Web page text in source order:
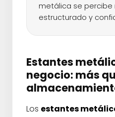
metálica se percibe
estructurado y
Estantes
negocio: más
Los estantes